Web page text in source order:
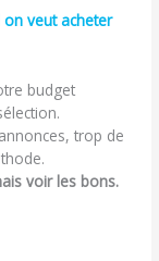
veut acheter
budget
trop de
voir les bons.